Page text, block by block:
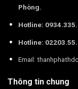
Phòng.
Hotline:
Hotline:
Email:
Thông tin chung